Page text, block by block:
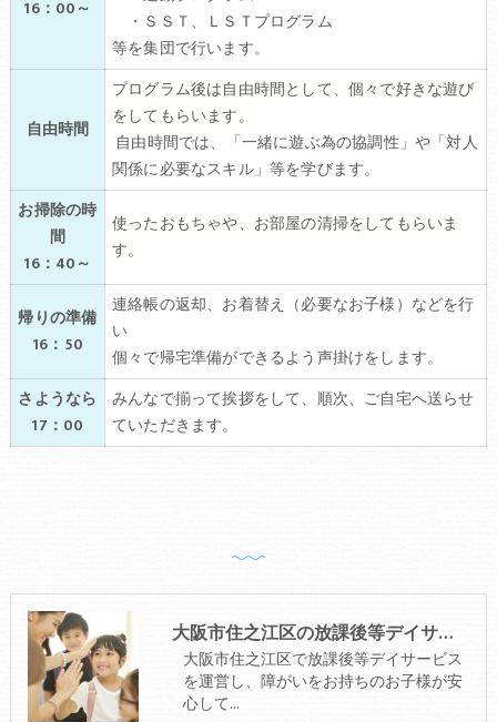
16：00～
・ＳＳＴ、ＬＳＴプログラム
等を集団で行います。
自由時間
プログラム後は自由時間として、個々で好きな遊び
をしてもらいます。
自由時間では、「一緒に遊ぶ為の協調性」や「対人
関係に必要なスキル」等を学びます。
お掃除の時
間
16：40～
使ったおもちゃや、お部屋の清掃をしてもらいま
す。
帰りの準備
16：50
連絡帳の返却、お着替え（必要なお子様）などを行
い
個々で帰宅準備ができるよう声掛けをします。
さようなら
17：00
みんなで揃って挨拶をして、順次、ご自宅へ送らせ
ていただきます。
大阪市住之江区の放課後等デイサービス･La・Puule 住之江の口コミ情報
大阪市住之江区で放課後等デイサービス
を運営し、障がいをお持ちのお子様が安
心して…